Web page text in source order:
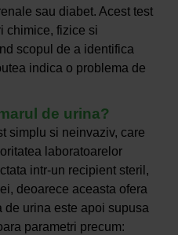
sau diabet. Acest test
chimice, fizice si
scopul de a identifica
indica o problema de
de urina?
simplu si neinvaziv, care
laboratoarelor
intr-un recipient steril,
deoarece aceasta ofera
de urina este apoi supusa
parametri precum: